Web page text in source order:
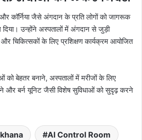
कॉर्निया जैसे अंगदान के प्रति लोगों को जागरूक
उन्होंने अस्पतालों में अंगदान से जुड़ी
चिकित्सकों के लिए प्रशिक्षण कार्यक्रम आयोजित
बेहतर बनाने, अस्पतालों में मरीजों के लिए
और बर्न यूनिट जैसी विशेष सुविधाओं को सुदृढ़ करने
AI Control Room